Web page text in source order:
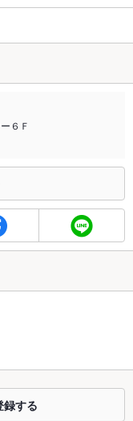
が、個室っぽいお席はあ
席をご用意しております
６Ｆ
録する